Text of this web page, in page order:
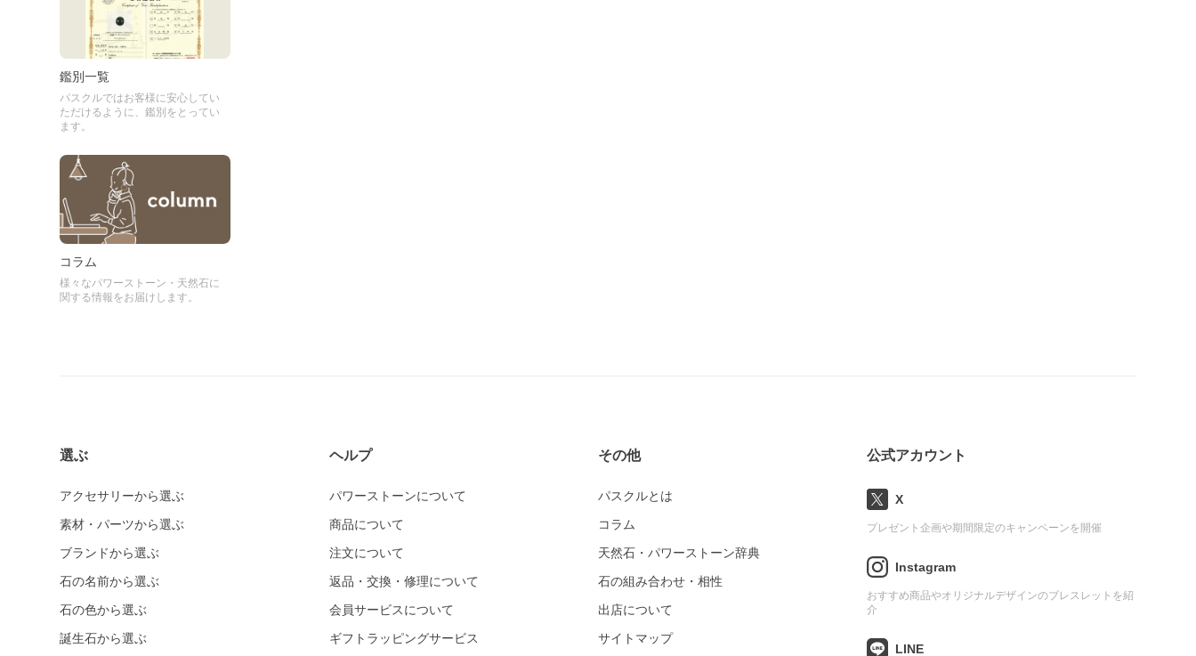
鑑別一覧
パスクルではお客様に安心してい
ただけるように、鑑別をとってい
ます。
コラム
様々なパワーストーン・天然石に
関する情報をお届けします。
選ぶ
アクセサリーから選ぶ
素材・パーツから選ぶ
ブランドから選ぶ
石の名前から選ぶ
石の色から選ぶ
誕生石から選ぶ
ヘルプ
パワーストーンについて
商品について
注文について
返品・交換・修理について
会員サービスについて
ギフトラッピングサービス
その他
パスクルとは
コラム
天然石・パワーストーン辞典
石の組み合わせ・相性
出店について
サイトマップ
公式アカウント
X
プレゼント企画や期間限定のキャンペーンを開催
Instagram
おすすめ商品やオリジナルデザインのブレスレットを紹
介
LINE